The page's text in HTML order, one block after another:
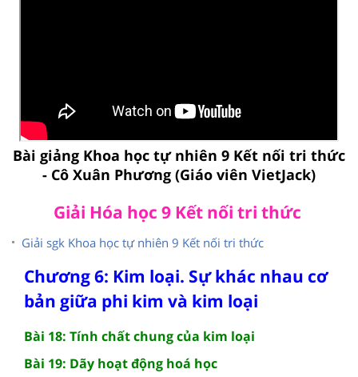
Bài giảng Khoa học tự nhiên 9 Kết nối tri thức
- Cô Xuân Phương (Giáo viên VietJack)
Giải Hóa học 9 Kết nối tri thức
Giải sgk Khoa học tự nhiên 9 Kết nối tri thức
Chương 6: Kim loại. Sự khác nhau cơ
bản giữa phi kim và kim loại
Bài 18: Tính chất chung của kim loại
Bài 19: Dãy hoạt động hoá học